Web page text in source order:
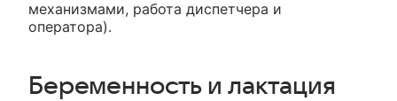
механизмами, работа диспетчера и
оператора).
Беременность и лактация